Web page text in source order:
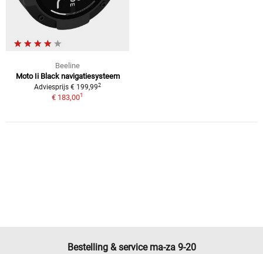
Beeline
Moto Ii Black navigatiesysteem
Adviesprijs € 199,992
€ 183,001
Bestelling & service ma-za 9-20